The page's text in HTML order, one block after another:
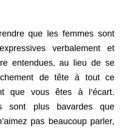
que les femmes sont
verbalement et
entendues, au lieu de se
de tête à tout ce
que vous êtes à l’écart.
sont plus bavardes que
pas beaucoup parler,